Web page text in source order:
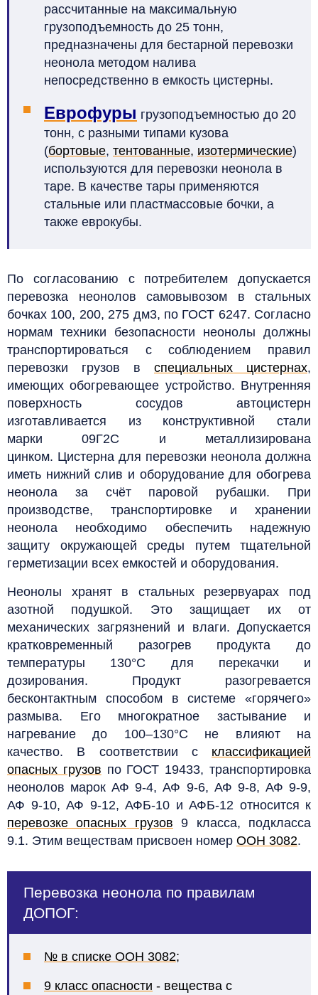
рассчитанные на максимальную
грузоподъемность до 25 тонн,
предназначены для бестарной перевозки
неонола методом налива
непосредственно в емкость цистерны.
Еврофуры грузоподъемностью до 20
тонн, с разными типами кузова
(бортовые, тентованные, изотермические)
используются для перевозки неонола в
таре. В качестве тары применяются
стальные или пластмассовые бочки, а
также еврокубы.
По согласованию с потребителем допускается
перевозка неонолов самовывозом в стальных
бочках 100, 200, 275 дм3, по ГОСТ 6247. Согласно
нормам техники безопасности неонолы должны
транспортироваться с соблюдением правил
перевозки грузов в специальных цистернах,
имеющих обогревающее устройство. Внутренняя
поверхность сосудов автоцистерн
изготавливается из конструктивной стали
марки 09Г2С и металлизирована
цинком. Цистерна для перевозки неонола должна
иметь нижний слив и оборудование для обогрева
неонола за счёт паровой рубашки. При
производстве, транспортировке и хранении
неонола необходимо обеспечить надежную
защиту окружающей среды путем тщательной
герметизации всех емкостей и оборудования.
Неонолы хранят в стальных резервуарах под
азотной подушкой. Это защищает их от
механических загрязнений и влаги. Допускается
кратковременный разогрев продукта до
температуры 130°С для перекачки и
дозирования. Продукт разогревается
бесконтактным способом в системе «горячего»
размыва. Его многократное застывание и
нагревание до 100–130°C не влияют на
качество. В соответствии с классификацией
опасных грузов по ГОСТ 19433, транспортировка
неонолов марок АФ 9-4, АФ 9-6, АФ 9-8, АФ 9-9,
АФ 9-10, АФ 9-12, АФБ-10 и АФБ-12 относится к
перевозке опасных грузов 9 класса, подкласса
9.1. Этим веществам присвоен номер ООН 3082.
Перевозка неонола по правилам
ДОПОГ:
№ в списке ООН 3082;
9 класс опасности - вещества с